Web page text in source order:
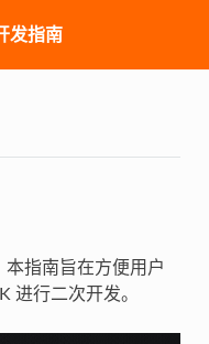
发指南
指南旨在方便用户
进行二次开发。